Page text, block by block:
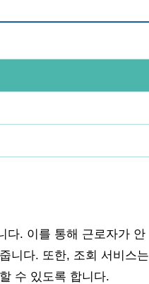
다. 이를 통해 근로자가 안
니다. 또한, 조회 서비스는
수 있도록 합니다.